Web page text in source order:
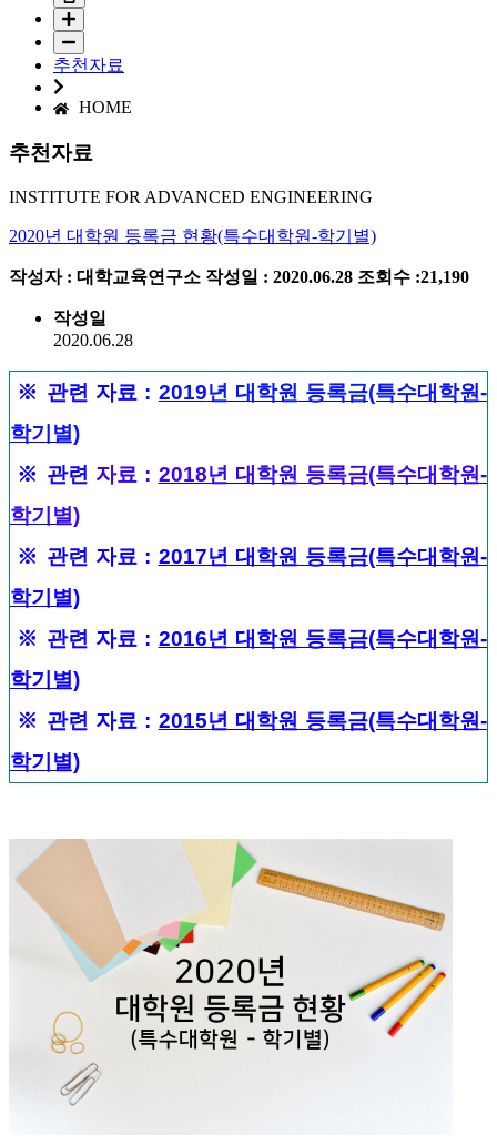
추천자료
HOME
추천자료
INSTITUTE FOR ADVANCED ENGINEERING
2020년 대학원 등록금 현황(특수대학원-학기별)
작성자 : 대학교육연구소 작성일 : 2020.06.28 조회수 :21,190
작성일
2020.06.28
※ 관련 자료 : 2019년 대학원 등록금(특수대학원-
학기별)
※ 관련 자료 : 2018년 대학원 등록금(특수대학원-
학기별)
※ 관련 자료 : 2017년 대학원 등록금(특수대학원-
학기별)
※ 관련 자료 : 2016년 대학원 등록금(특수대학원-
학기별)
※ 관련 자료 : 2015년 대학원 등록금(특수대학원-
학기별)